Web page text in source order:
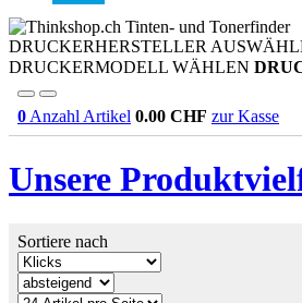
Tinten- und Tonerfinder
DRUCKERHERSTELLER
DRUCKERMODELL WÄHLEN
0 Anzahl Artikel 0.00 CHF zur Kasse
Unsere
Sortiere nach